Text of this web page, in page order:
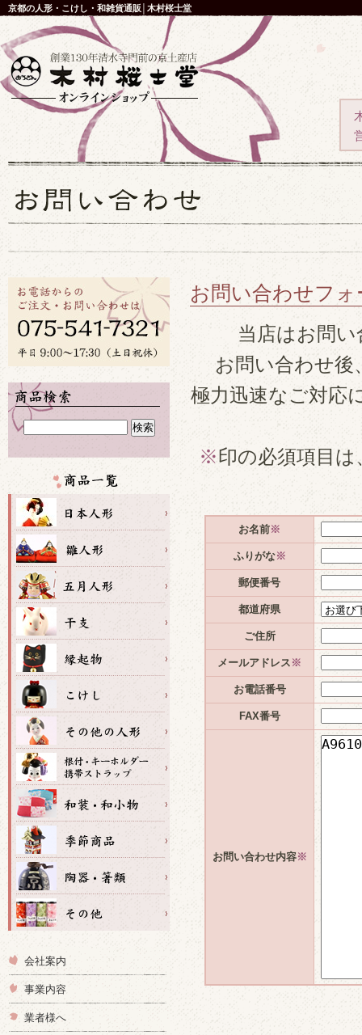
京都の人形・こけし・和雑貨通販│木村桜士堂
お問い合わせフォ
当店はお問
お問い合わせ後
極力迅速なご対応
※印の必須項目
お名前※
ふりがな※
郵便番号
都道府県
ご住所
メールアドレス ※
お電話番号
FAX番号
お問い合わせ内容※
会社案内
事業内容
業者様へ